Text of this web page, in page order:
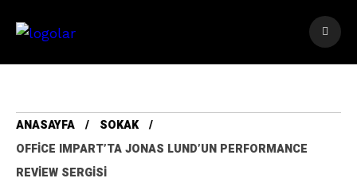
ANASAYFA
SOKAK
OFFICE IMPART’TA JONAS LUND’UN PERFORMANCE
REVIEW SERGISI